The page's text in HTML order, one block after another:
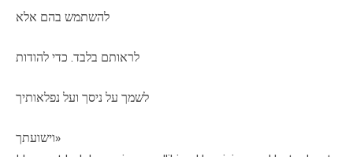
להשתמש בהם אלא
לראותם בלבד. כדי להודות
לשמך על ניסך ועל נפלאותיך
וישועתך»